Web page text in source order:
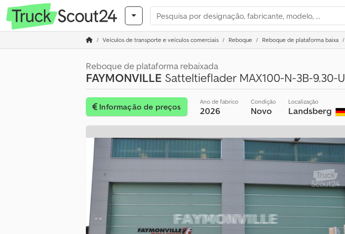
Veículos de transporte e veículos comerciais Reboque Reboque de plataforma baixa
Reboque de plataforma rebaixada
FAYMONVILLE Satteltieflader MAX100-N-3B-9.30-U
Informação de preços
Ano de fabrico
2026
Condição
Novo
Localização
Landsberg